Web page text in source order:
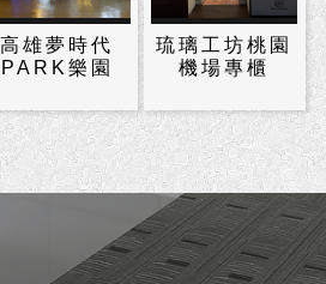
高雄夢時代
PARK樂園
琉璃工坊桃園
機場專櫃